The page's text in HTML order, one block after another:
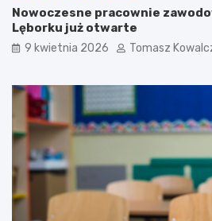
Nowoczesne pracownie
Lęborku już otwarte
9 kwietnia 2026 Tomasz